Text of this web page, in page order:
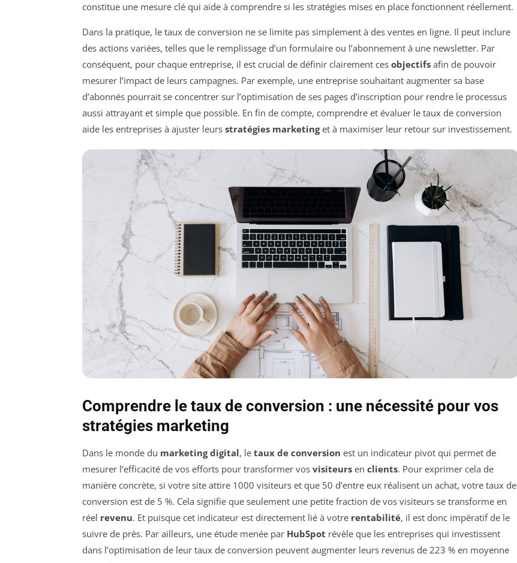
constitue une mesure clé qui aide à comprendre si les stratégies mises en place fonctionnent réellement.
Dans la pratique, le taux de conversion ne se limite pas simplement à des ventes en ligne. Il peut inclure
des actions variées, telles que le remplissage d’un formulaire ou l’abonnement à une newsletter. Par
conséquent, pour chaque entreprise, il est crucial de définir clairement ces objectifs afin de pouvoir
mesurer l’impact de leurs campagnes. Par exemple, une entreprise souhaitant augmenter sa base
d’abonnés pourrait se concentrer sur l’optimisation de ses pages d’inscription pour rendre le processus
aussi attrayant et simple que possible. En fin de compte, comprendre et évaluer le taux de conversion
aide les entreprises à ajuster leurs stratégies marketinget à maximiser leur retour sur investissement.
Comprendre le taux de conversion : une nécessité pour vos
stratégies marketing
Dans le monde du marketing digital, le taux de conversion est un indicateur pivot qui permet de
mesurer l’efficacité de vos efforts pour transformer vos visiteurs en clients. Pour exprimer cela de
manière concrète, si votre site attire 1000 visiteurs et que 50 d’entre eux réalisent un achat, votre taux de
conversion est de 5 %. Cela signifie que seulement une petite fraction de vos visiteurs se transforme en
réel revenu. Et puisque cet indicateur est directement lié à votre rentabilité, il est donc impératif de le
suivre de près. Par ailleurs, une étude menée par HubSpot révèle que les entreprises qui investissent
dans l’optimisation de leur taux de conversion peuvent augmenter leurs revenus de 223 % en moyenne